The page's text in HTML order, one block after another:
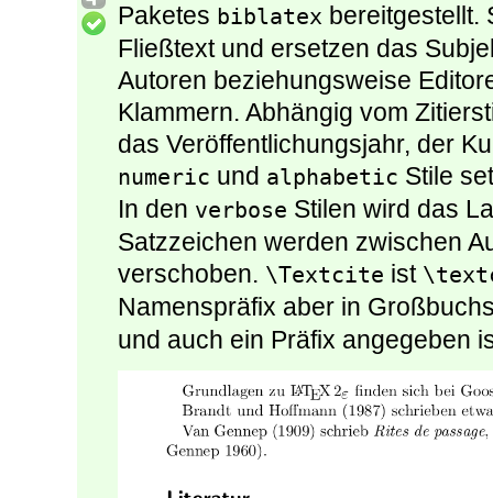
Paketes biblatex bereitgestellt.
Fließtext und ersetzen das
Autoren beziehungsweise
Klammern. Abhängig vom
das Veröffentlichungsjahr, der
numeric und alphabetic Stile
In den verbose Stilen wird das
Satzzeichen werden zwischen
verschoben. \Textcite ist
Namenspräfix aber in
und auch ein Präfix angegeben